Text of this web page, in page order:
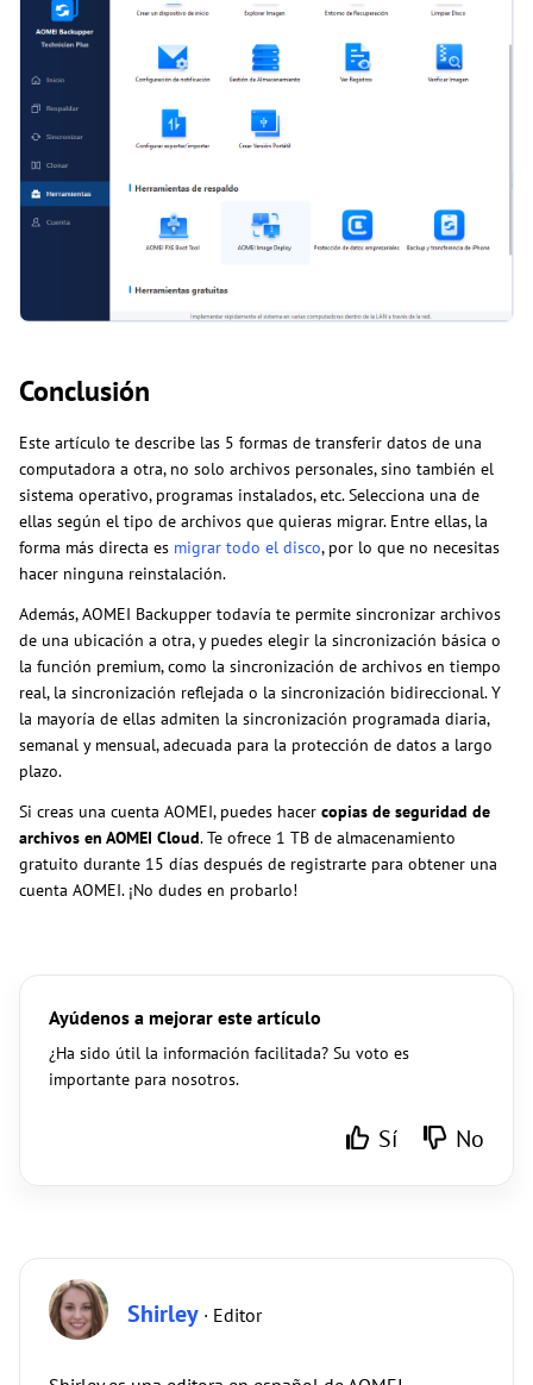
Conclusión
Este artículo te describe las 5 formas de transferir datos de una
computadora a otra, no solo archivos personales, sino también el
sistema operativo, programas instalados, etc. Selecciona una de
ellas según el tipo de archivos que quieras migrar. Entre ellas, la
forma más directa es migrar todo el disco, por lo que no necesitas
hacer ninguna reinstalación.
Además, AOMEI Backupper todavía te permite sincronizar archivos
de una ubicación a otra, y puedes elegir la sincronización básica o
la función premium, como la sincronización de archivos en tiempo
real, la sincronización reflejada o la sincronización bidireccional. Y
la mayoría de ellas admiten la sincronización programada diaria,
semanal y mensual, adecuada para la protección de datos a largo
plazo.
Si creas una cuenta AOMEI, puedes hacer copias de seguridad de
archivos en AOMEI Cloud. Te ofrece 1 TB de almacenamiento
gratuito durante 15 días después de registrarte para obtener una
cuenta AOMEI. ¡No dudes en probarlo!
Ayúdenos a mejorar este artículo
¿Ha sido útil la información facilitada? Su voto es
importante para nosotros.
Sí No
Shirley · Editor